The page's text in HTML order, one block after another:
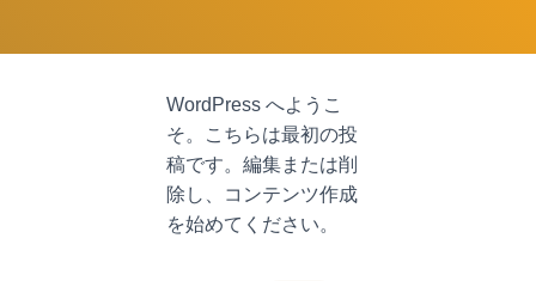
WordPress へようこ
そ。こちらは最初の投
稿です。編集または削
除し、コンテンツ作成
を始めてください。